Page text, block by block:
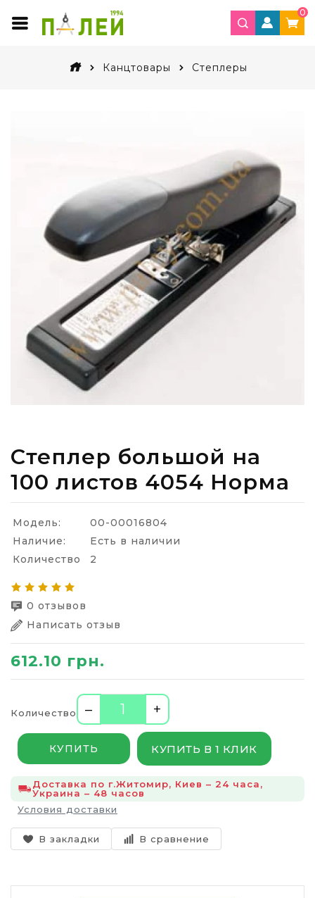
0
Канцтовары Степлеры
Степлер большой на
100 листов 4054 Норма
Модель:
00-00016804
Наличие:
Есть в наличии
Количество
2
0 отзывов
Написать отзыв
612.10 грн.
Количество – +
КУПИТЬ КУПИТЬ В 1 КЛИК
Доставка по г.Житомир, Киев – 24 часа,
Украина – 48 часов
Условия доставки
В закладки В сравнение